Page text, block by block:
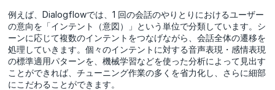
例えば、Dialogflowでは、1 回の会話のやりとりにおけるユーザー
の意向を「インテント（意図）」という単位で分類しています。シ
ーンに応じて複数のインテントをつなげながら、会話全体の遷移を
処理していきます。個々のインテントに対する音声表現・感情表現
の標準適用パターンを、機械学習などを使った分析によって見出す
ことができれば、チューニング作業の多くを省力化し、さらに細部
にこだわることができます。